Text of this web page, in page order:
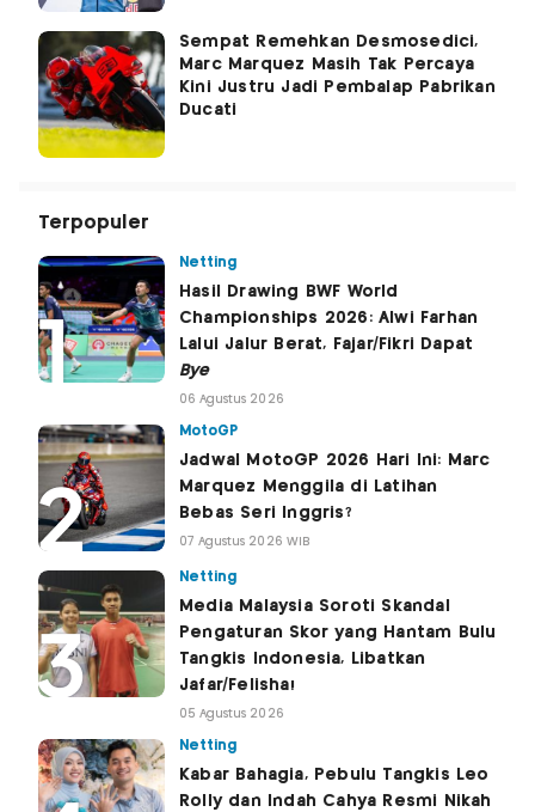
Sempat Remehkan Desmosedici,
Marc Marquez Masih Tak Percaya
Kini Justru Jadi Pembalap Pabrikan
Ducati
Terpopuler
Netting
Hasil Drawing BWF World
Championships 2026: Alwi Farhan
Lalui Jalur Berat, Fajar/Fikri Dapat
Bye
06 Agustus 2026
MotoGP
Jadwal MotoGP 2026 Hari Ini: Marc
Marquez Menggila di Latihan
Bebas Seri Inggris?
07 Agustus 2026 WIB
Netting
Media Malaysia Soroti Skandal
Pengaturan Skor yang Hantam Bulu
Tangkis Indonesia, Libatkan
Jafar/Felisha!
05 Agustus 2026
Netting
Kabar Bahagia, Pebulu Tangkis Leo
Rolly dan Indah Cahya Resmi Nikah